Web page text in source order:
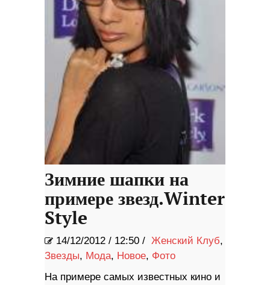
Зимние шапки на
примере звезд.Winter
Style
14/12/2012 / 12:50 / Женский Клуб,
Звезды, Мода, Новое, Фото
На примере самых известных кино и